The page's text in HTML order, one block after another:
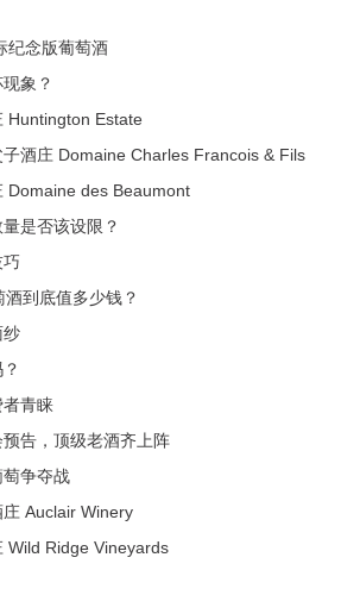
纪念版葡萄酒
象？
Huntington Estate
酒庄 Domaine Charles Francois & Fils
Domaine des Beaumont
是否该设限？
巧
到底值多少钱？
纱
青睐
告，顶级老酒齐上阵
争夺战
Auclair Winery
Wild Ridge Vineyards